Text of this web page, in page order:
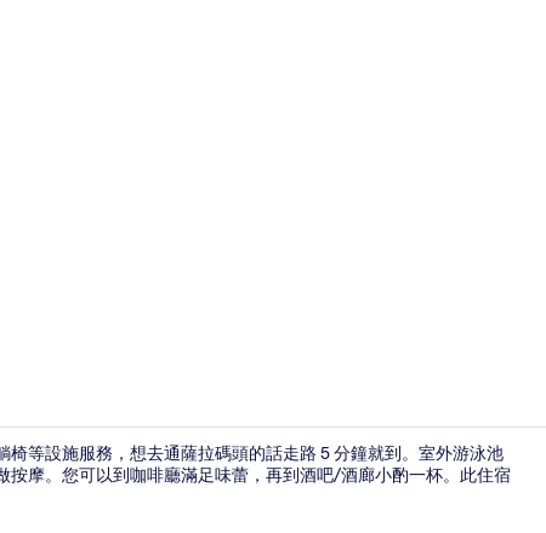
等設施服務，想去通薩拉碼頭的話走路 5 分鐘就到。室外游泳池
摩。您可以到咖啡廳滿足味蕾，再到酒吧/酒廊小酌一杯。此住宿